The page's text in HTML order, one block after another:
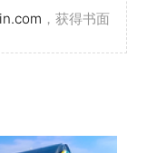
，获得书面